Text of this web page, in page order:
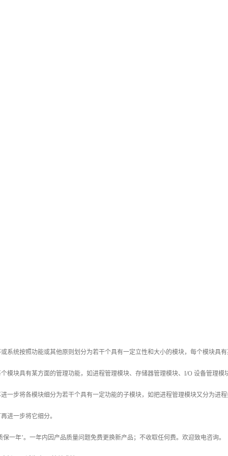
系统按照功能或其他原则划分为若干个具有一定立性和大小的模块，每个模块具
模块具有某方面的管理功能，如进程管理模块、存储器管理模块、I/O 设备管理
一步将各模块细分为若干个具有一定功能的子模块，如把进程管理模块又分为进
进一步将它细分。
保一年’。一年内因产品质量问题免费更换新产品；不收取任何费。欢迎致电咨询。